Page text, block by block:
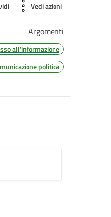
Vedi azioni
Argomenti
all'informazione
politica